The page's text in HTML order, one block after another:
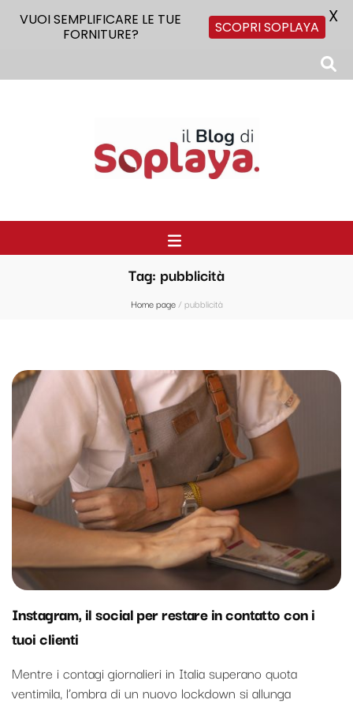
Tag: pubblicità
Home page/pubblicità
Instagram, il social per restare in contatto con i
tuoi clienti
Mentre i contagi giornalieri in Italia superano quota
ventimila, l’ombra di un nuovo lockdown si allunga
VUOI SEMPLIFICARE LE TUE
FORNITURE?
SCOPRI SOPLAYA X